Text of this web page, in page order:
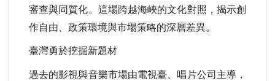
審查與同質化。這場跨越海峽的文化對照，揭示創
作自由、政策環境與市場策略的深層差異。
臺灣勇於挖掘新題材
過去的影視與音樂市場由電視臺、唱片公司主導，